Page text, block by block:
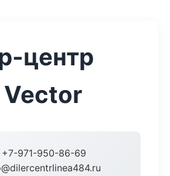
центр
Vector
+7-971-950-86-69